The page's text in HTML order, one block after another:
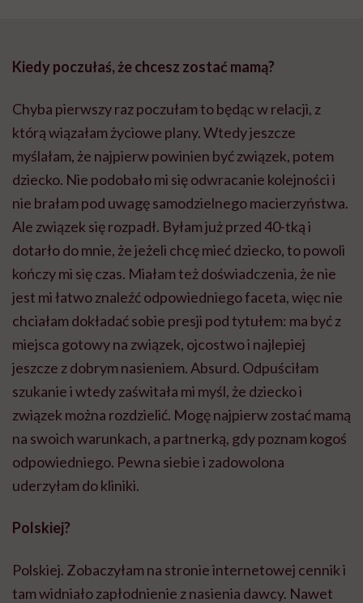
Kiedy poczułaś, że chcesz zostać mamą?
Chyba pierwszy raz poczułam to będąc w relacji, z
którą wiązałam życiowe plany. Wtedy jeszcze
myślałam, że najpierw powinien być związek, potem
dziecko. Nie podobało mi się odwracanie kolejności i
nie brałam pod uwagę samodzielnego macierzyństwa.
Ale związek się rozpadł. Byłam już przed 40-tką i
dotarło do mnie, że jeżeli chcę mieć dziecko, to powoli
kończy mi się czas. Miałam też doświadczenia, że nie
jest mi łatwo znaleźć odpowiedniego faceta, więc nie
chciałam dokładać sobie presji pod tytułem: ma być z
miejsca gotowy na związek, ojcostwo i najlepiej
jeszcze z dobrym nasieniem. Absurd. Odpuściłam
szukanie i wtedy zaświtała mi myśl, że dziecko i
związek można rozdzielić. Mogę najpierw zostać mamą
na swoich warunkach, a partnerką, gdy poznam kogoś
odpowiedniego. Pewna siebie i zadowolona
uderzyłam do kliniki.
Polskiej?
Polskiej. Zobaczyłam na stronie internetowej cennik i
tam widniało zapłodnienie z nasienia dawcy. Nawet